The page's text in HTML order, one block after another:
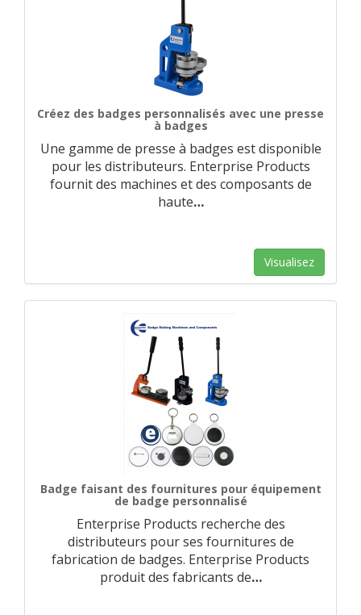
Créez des badges personnalisés avec une presse
à badges
Une gamme de presse à badges est disponible
pour les distributeurs. Enterprise Products
fournit des machines et des composants de
haute…
Visualisez
Badge faisant des fournitures pour équipement
de badge personnalisé
Enterprise Products recherche des
distributeurs pour ses fournitures de
fabrication de badges. Enterprise Products
produit des fabricants de…